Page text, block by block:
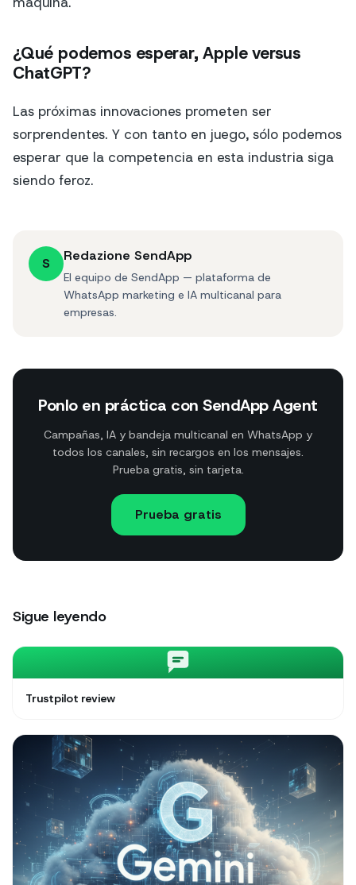
¿Qué podemos esperar, Apple versus
ChatGPT?
Las próximas innovaciones prometen ser
sorprendentes. Y con tanto en juego, sólo podemos
esperar que la competencia en esta industria siga
siendo feroz.
S Redazione SendApp
El equipo de SendApp — plataforma de
WhatsApp marketing e IA multicanal para
empresas.
Ponlo en práctica con SendApp Agent
Campañas, IA y bandeja multicanal en WhatsApp y
todos los canales, sin recargos en los mensajes.
Prueba gratis, sin tarjeta.
Prueba gratis
Sigue leyendo
Trustpilot review